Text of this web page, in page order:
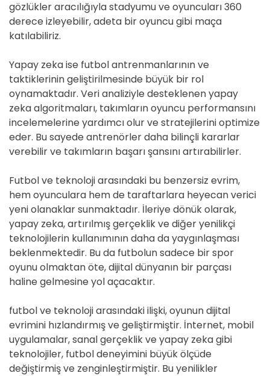
gözlükler aracılığıyla stadyumu ve oyuncuları 360
derece izleyebilir, adeta bir oyuncu gibi maça
katılabiliriz.
Yapay zeka ise futbol antrenmanlarının ve
taktiklerinin geliştirilmesinde büyük bir rol
oynamaktadır. Veri analiziyle desteklenen yapay
zeka algoritmaları, takımların oyuncu performansını
incelemelerine yardımcı olur ve stratejilerini optimize
eder. Bu sayede antrenörler daha bilinçli kararlar
verebilir ve takımların başarı şansını artırabilirler.
Futbol ve teknoloji arasındaki bu benzersiz evrim,
hem oyunculara hem de taraftarlara heyecan verici
yeni olanaklar sunmaktadır. İleriye dönük olarak,
yapay zeka, artırılmış gerçeklik ve diğer yenilikçi
teknolojilerin kullanımının daha da yaygınlaşması
beklenmektedir. Bu da futbolun sadece bir spor
oyunu olmaktan öte, dijital dünyanın bir parçası
haline gelmesine yol açacaktır.
futbol ve teknoloji arasındaki ilişki, oyunun dijital
evrimini hızlandırmış ve geliştirmiştir. İnternet, mobil
uygulamalar, sanal gerçeklik ve yapay zeka gibi
teknolojiler, futbol deneyimini büyük ölçüde
değiştirmiş ve zenginleştirmiştir. Bu yenilikler